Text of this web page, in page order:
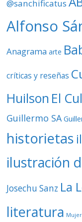
e
@sanchificatus
Alfonso
Anagrama arte
críticas y reseñas
Huilson El
Guillermo SA
historietas
ilustración
Josechu Sanz La
literatura